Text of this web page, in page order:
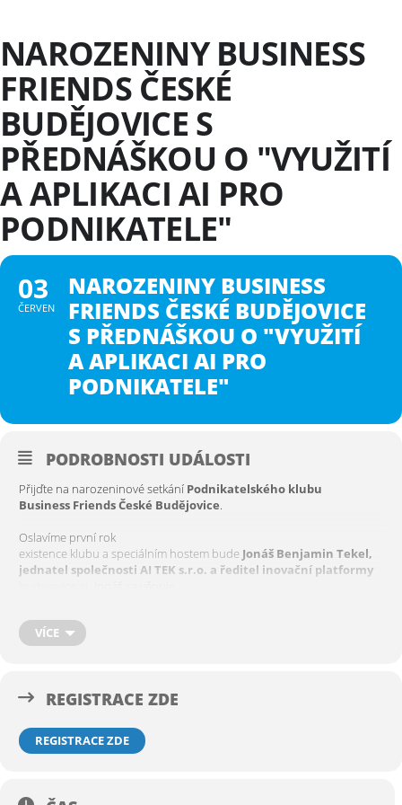
the
content
NAROZENINY BUSINESS
FRIENDS ČESKÉ
BUDĚJOVICE S
PŘEDNÁŠKOU O "VYUŽITÍ
A APLIKACI AI PRO
PODNIKATELE"
03
ČERVEN
NAROZENINY BUSINESS
FRIENDS ČESKÉ BUDĚJOVICE
S PŘEDNÁŠKOU O "VYUŽITÍ
A APLIKACI AI PRO
PODNIKATELE"
PODROBNOSTI UDÁLOSTI
Přijďte na narozeninové setkání Podnikatelského klubu
Business Friends České Budějovice.
Oslavíme první rok
existence klubu a speciálním hostem bude Jonáš Benjamin Tekel,
jednatel společnosti AI TEK s.r.o. a ředitel inovační platformy
procesů,
vzdělávání a automatizace. Zaměřuje se na školení a konzultace
v oblasti nástrojů jako ChatGPT, Copilot, no-code AI platforem
DOZVÍTE SE:
možnost využití AI pro podnikatele
implementace automatických procesu
trendy v AI
VÍCE
REGISTRACE ZDE
REGISTRACE ZDE